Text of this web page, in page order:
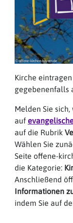
Kirche
gegebenenfalls
Melden Sie
auf
auf die Rubrik
Wählen Sie
Seite offene-
die Kategorie:
Anschließend
Informationen
indem Sie auf